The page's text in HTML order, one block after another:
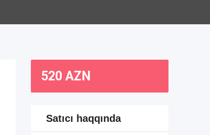
520 AZN
Satıcı haqqında